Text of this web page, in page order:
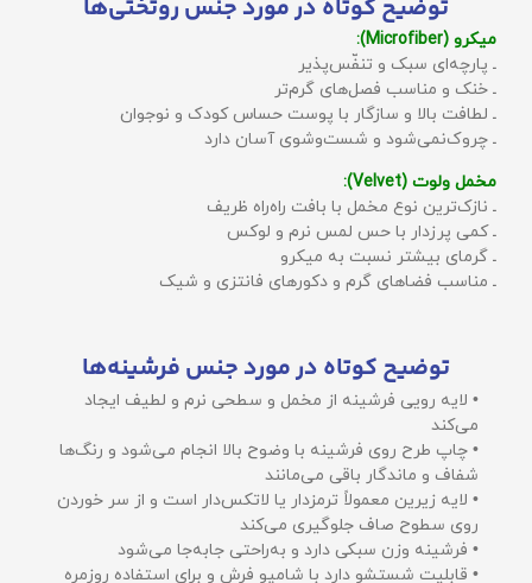
توضیح کوتاه در مورد جنس روتختی‌ها
میکرو (Microfiber):
ـ پارچه‌ای سبک و تنفّس‌پذیر
ـ خنک و مناسب فصل‌های گرم‌تر
ـ لطافت بالا و سازگار با پوست حساس کودک و نوجوان
ـ چروک‌نمی‌شود و شست‌وشوی آسان دارد
مخمل ولوت (Velvet):
ـ نازک‌ترین نوع مخمل با بافت راه‌راه ظریف
ـ کمی پرزدار با حس لمس نرم و لوکس
ـ گرمای بیشتر نسبت به میکرو
ـ مناسب فضاهای گرم و دکورهای فانتزی و شیک
توضیح کوتاه در مورد جنس فرشینه‌ها
• لایه رویی فرشینه از مخمل و سطحی نرم و لطیف ایجاد
می‌کند
• چاپ طرح روی فرشینه با وضوح بالا انجام می‌شود و رنگ‌ها
شفاف و ماندگار باقی می‌مانند
• لایه زیرین معمولاً ترمزدار یا لاتکس‌دار است و از سر خوردن
روی سطوح صاف جلوگیری می‌کند
• فرشینه وزن سبکی دارد و به‌راحتی جابه‌جا می‌شود
• قابلیت شستشو دارد با شامپو فرش و برای استفاده روزمره